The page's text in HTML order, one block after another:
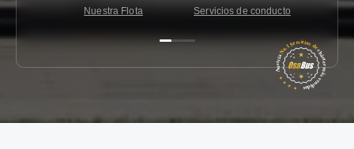
Nuestra Flota Servicios de conducto